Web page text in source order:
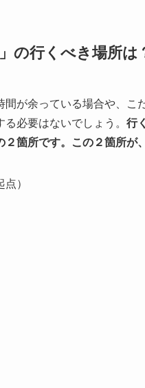
の行くべき場所は
間が余っている場合や、
る必要はないでしょう。 行
２箇所です。この２箇所が
）